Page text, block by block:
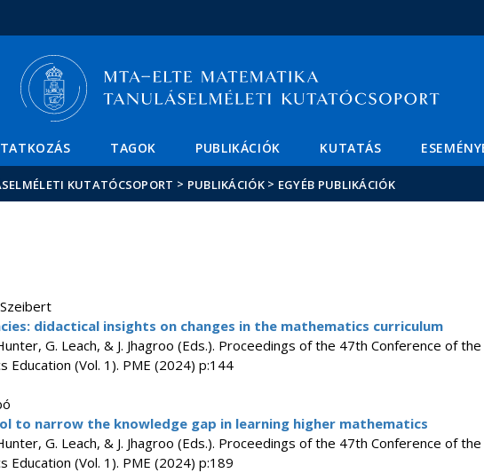
TAGOK PUBLIKÁCIÓK KUTATÁS
KUTATÓCSOPORT > PUBLIKÁCIÓK > EGYÉB PUBLIKÁCIÓK
didactical insights on changes in the mathematics curriculum
G. Leach, & J. Jhagroo (Eds.). Proceedings of the 47th Conference of
Education (Vol. 1). PME (2024) p:144
to narrow the knowledge gap in learning higher mathematics
G. Leach, & J. Jhagroo (Eds.). Proceedings of the 47th Conference of
Education (Vol. 1). PME (2024) p:189